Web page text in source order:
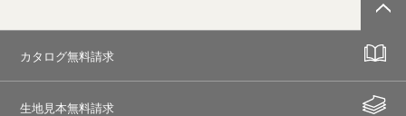
カタログ無料請求
生地見本無料請求